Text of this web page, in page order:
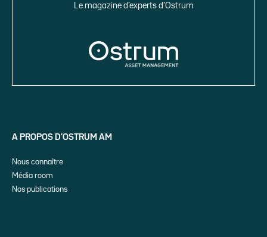
Le magazine d’experts d’Ostrum
A PROPOS D’OSTRUM AM
Nous connaître
Média room
Nos publications